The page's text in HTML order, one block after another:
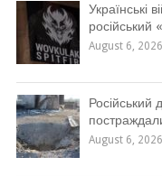
Українські
російський
August 6, 2026
Російський
August 6, 2026